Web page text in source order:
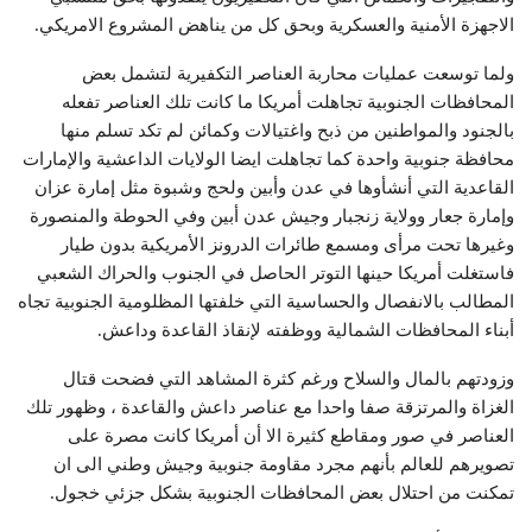
الاجهزة الأمنية والعسكرية وبحق كل من يناهض المشروع الامريكي.
ولما توسعت عمليات محاربة العناصر التكفيرية لتشمل بعض
المحافظات الجنوبية تجاهلت أمريكا ما كانت تلك العناصر تفعله
بالجنود والمواطنين من ذبح واغتيالات وكمائن لم تكد تسلم منها
محافظة جنوبية واحدة كما تجاهلت ايضا الولايات الداعشية والإمارات
القاعدية التي أنشأوها في عدن وأبين ولحج وشبوة مثل إمارة عزان
وإمارة جعار وولاية زنجبار وجيش عدن أبين وفي الحوطة والمنصورة
وغيرها تحت مرأى ومسمع طائرات الدرونز الأمريكية بدون طيار
فاستغلت أمريكا حينها التوتر الحاصل في الجنوب والحراك الشعبي
المطالب بالانفصال والحساسية التي خلفتها المظلومية الجنوبية تجاه
أبناء المحافظات الشمالية ووظفته لإنقاذ القاعدة وداعش.
وزودتهم بالمال والسلاح ورغم كثرة المشاهد التي فضحت قتال
الغزاة والمرتزقة صفا واحدا مع عناصر داعش والقاعدة ، وظهور تلك
العناصر في صور ومقاطع كثيرة الا أن أمريكا كانت مصرة على
تصويرهم للعالم بأنهم مجرد مقاومة جنوبية وجيش وطني الى ان
تمكنت من احتلال بعض المحافظات الجنوبية بشكل جزئي خجول.